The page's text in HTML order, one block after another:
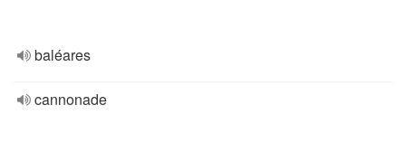
baléares
cannonade